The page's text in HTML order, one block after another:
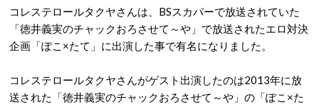
コレステロールタクヤさんは、BSスカパーで放送されていた
「徳井義実のチャックおろさせて～や」で放送されたエロ対決
企画「ぽこ ×たて 」に出演した事で有名になりました。
コレステロールタクヤさんがゲスト出演したのは2013年に放
送された「徳井義実のチャックおろさせて～や」の「ぽこ ×た